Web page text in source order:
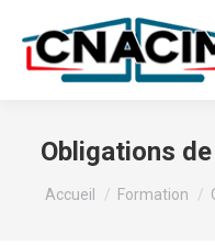
Obligations
Vous êtes ici :
Accueil Formation